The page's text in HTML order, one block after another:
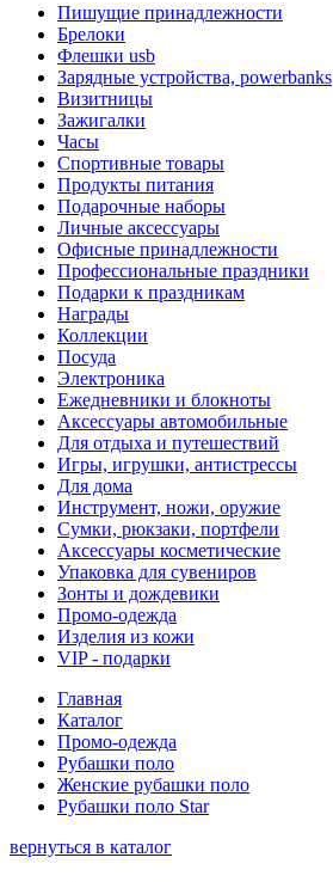
Пишущие принадлежности
Брелоки
Флешки usb
Зарядные устройства, powerbanks
Визитницы
Зажигалки
Часы
Спортивные товары
Продукты питания
Подарочные наборы
Личные аксессуары
Офисные принадлежности
Профессиональные праздники
Подарки к праздникам
Награды
Коллекции
Посуда
Электроника
Ежедневники и блокноты
Аксессуары автомобильные
Для отдыха и путешествий
Игры, игрушки, антистрессы
Для дома
Инструмент, ножи, оружие
Сумки, рюкзаки, портфели
Аксессуары косметические
Упаковка для сувениров
Зонты и дождевики
Промо-одежда
Изделия из кожи
VIP - подарки
Главная
Каталог
Промо-одежда
Рубашки поло
Женские рубашки поло
Рубашки поло Star
вернуться в каталог